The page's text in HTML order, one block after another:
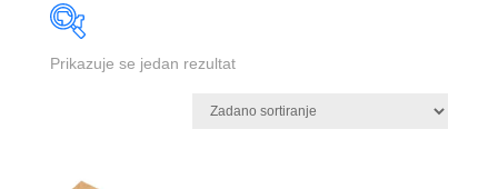
Prikazuje se jedan rezultat